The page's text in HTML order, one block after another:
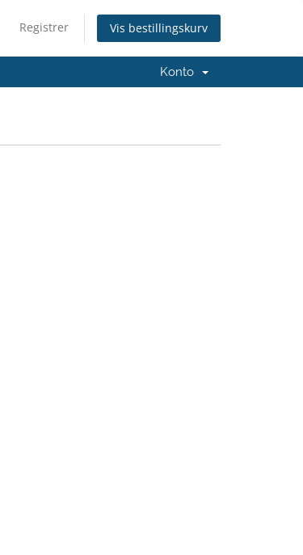
Registrer Vis bestillingskurv
Konto